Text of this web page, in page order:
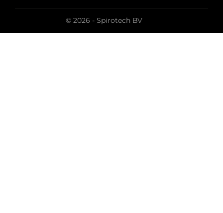
© 2026 - Spirotech BV